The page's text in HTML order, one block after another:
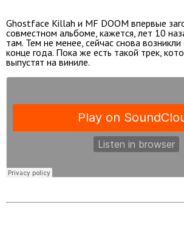
Ghostface Killah и MF DOOM впервые
совместном альбоме, кажется, лет 10
там. Тем не менее, сейчас снова возникли
конце года. Пока же есть такой трек,
выпустят на виниле.